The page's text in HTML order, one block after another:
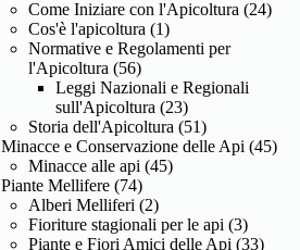
Come Iniziare con l'Apicoltura (24)
Cos'è l'apicoltura (1)
Normative e Regolamenti per
l'Apicoltura (56)
Leggi Nazionali e Regionali
sull'Apicoltura (23)
Storia dell'Apicoltura (51)
Minacce e Conservazione delle Api (45)
Minacce alle api (45)
Piante Mellifere (74)
Alberi Melliferi (2)
Fioriture stagionali per le api (3)
Piante e Fiori Amici delle Api (33)